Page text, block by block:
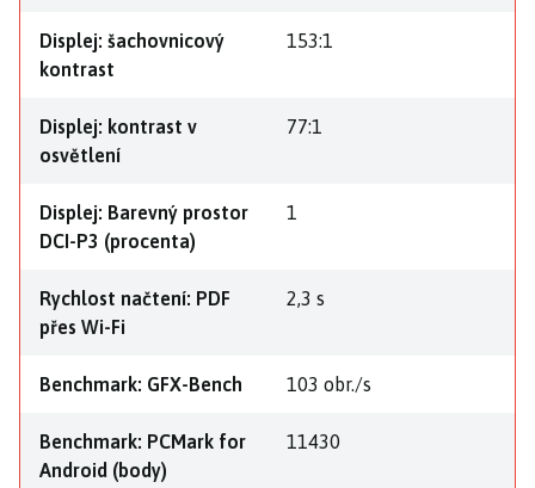
Displej: šachovnicový
kontrast
153:1
Displej: kontrast v
osvětlení
77:1
Displej: Barevný prostor
DCI-P3 (procenta)
1
Rychlost načtení: PDF
přes Wi-Fi
2,3 s
Benchmark: GFX-Bench 103 obr./s
Benchmark: PCMark for
Android (body)
11430